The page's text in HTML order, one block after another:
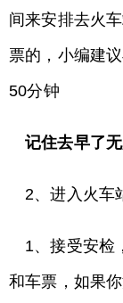
间来安排去火
票的，小编建
50分钟
记住去早了
2、进入火车
1、接受安检
和车票，如果